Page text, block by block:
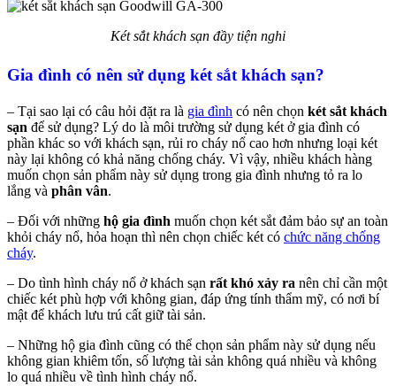
Két sắt khách sạn đầy tiện nghi
Gia đình có nên sử dụng két sắt khách sạn?
– Tại sao lại có câu hỏi đặt ra là gia đình có nên chọn két sắt khách
sạn để sử dụng? Lý do là môi trường sử dụng két ở gia đình có
phần khác so với khách sạn, rủi ro cháy nổ cao hơn nhưng loại két
này lại không có khả năng chống cháy. Vì vậy, nhiều khách hàng
muốn chọn sản phẩm này sử dụng trong gia đình nhưng tỏ ra lo
lắng và phân vân.
– Đối với những hộ gia đình muốn chọn két sắt đảm bảo sự an toàn
khỏi cháy nổ, hỏa hoạn thì nên chọn chiếc két có chức năng chống
cháy.
– Do tình hình cháy nổ ở khách sạn rất khó xảy ra nên chỉ cần một
chiếc két phù hợp với không gian, đáp ứng tính thẩm mỹ, có nơi bí
mật để khách lưu trú cất giữ tài sản.
– Những hộ gia đình cũng có thể chọn sản phẩm này sử dụng nếu
không gian khiêm tốn, số lượng tài sản không quá nhiều và không
lo quá nhiều về tình hình cháy nổ.